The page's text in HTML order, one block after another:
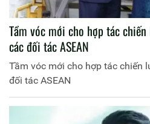
Tầm vóc mới cho hợp tác
các đối tác ASEAN
Tầm vóc mới cho hợp tác chiến
đối tác ASEAN